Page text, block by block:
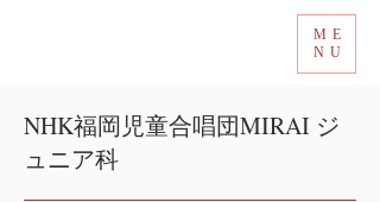
ME
NU
NHK福岡児童合唱団MIRAI ジ
ュニア科